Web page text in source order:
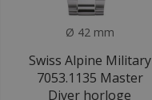
Ø 42 mm
Swiss Alpine Military
7053.1135 Master
Diver horloge